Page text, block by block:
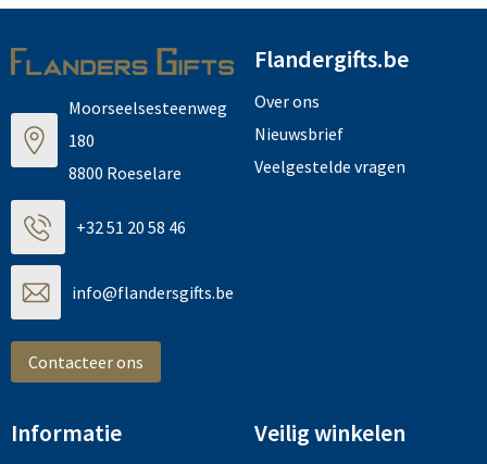
Moorseelsesteenweg
180
8800 Roeselare
+32 51 20 58 46
info@flandersgifts.be
Contacteer ons
Flandergifts.be
Over ons
Nieuwsbrief
Veelgestelde vragen
Informatie Veilig winkelen